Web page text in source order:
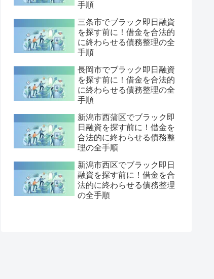
手順
三条市でブラック即日融資
を探す前に！借金を合法的
に終わらせる債務整理の全
手順
長岡市でブラック即日融資
を探す前に！借金を合法的
に終わらせる債務整理の全
手順
新潟市西蒲区でブラック即
日融資を探す前に！借金を
合法的に終わらせる債務整
理の全手順
新潟市西区でブラック即日
融資を探す前に！借金を合
法的に終わらせる債務整理
の全手順